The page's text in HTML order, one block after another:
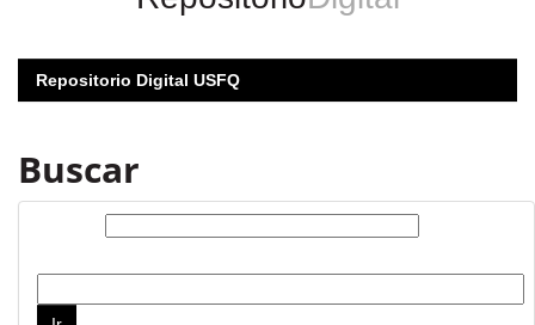
Repositorio Digital USFQ
Buscar